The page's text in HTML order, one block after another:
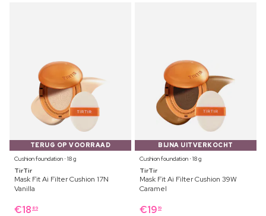
TERUG OP VOORRAAD
Cushion foundation ⋅ 18 g
TirTir
Mask Fit Ai Filter Cushion 17N
Vanilla
€18 89
BIJNA UITVERKOCHT
Cushion foundation ⋅ 18 g
TirTir
Mask Fit Ai Filter Cushion 39W
Caramel
€19 19